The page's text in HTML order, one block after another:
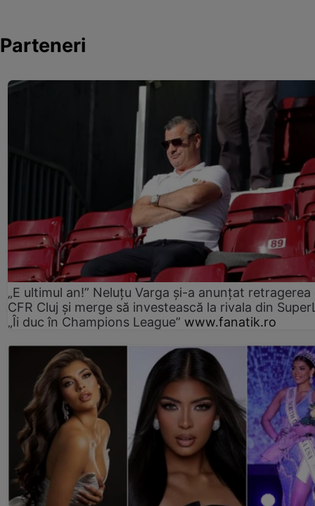
Parteneri
„E ultimul an!” Neluțu Varga și-a anunțat retragerea
CFR Cluj și merge să investească la rivala din
„Îi duc în Champions League” www.fanatik.ro